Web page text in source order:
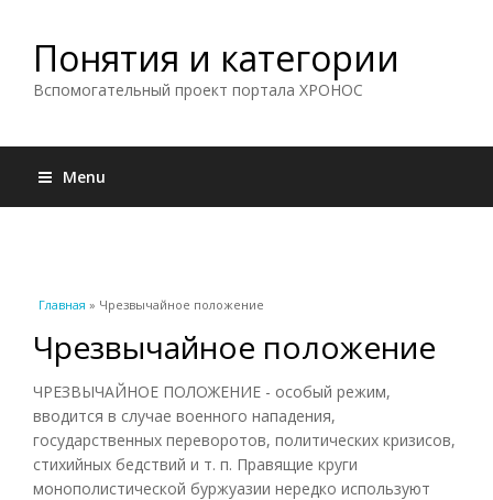
Понятия и категории
Вспомогательный проект портала ХРОНОС
Menu
Вы здесь
Главная » Чрезвычайное положение
Чрезвычайное положение
ЧРЕЗВЫЧАЙНОЕ ПОЛОЖЕНИЕ - особый режим,
вводится в случае военного нападения,
государственных переворотов, политических кризисов,
стихийных бедствий и т. п. Правящие круги
монополистической буржуазии нередко используют